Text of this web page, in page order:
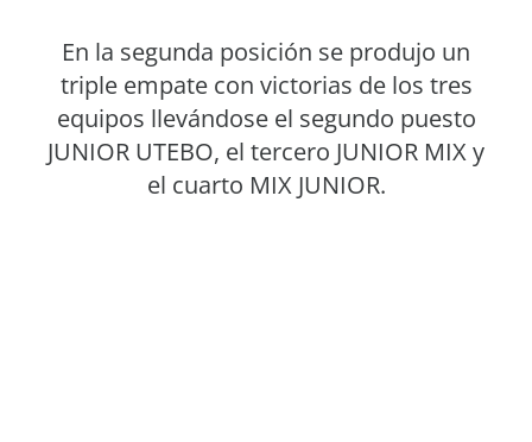
En la segunda posición se produjo un
triple empate con victorias de los tres
equipos llevándose el segundo puesto
JUNIOR UTEBO, el tercero JUNIOR MIX y
el cuarto MIX JUNIOR.